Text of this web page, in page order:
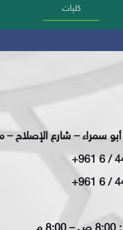
كليات
سمراء – شارع الإصلاح –
+961 6 /
+961 6 /